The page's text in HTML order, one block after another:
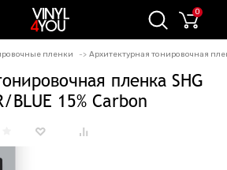
0
пленки Архитектурная тонировочная
пленка SHG
BLUE 15% Carbon